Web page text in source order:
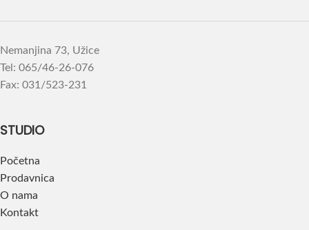
Nemanjina 73, Užice
Tel: 065/46-26-076
Fax: 031/523-231
STUDIO
Početna
Prodavnica
O nama
Kontakt